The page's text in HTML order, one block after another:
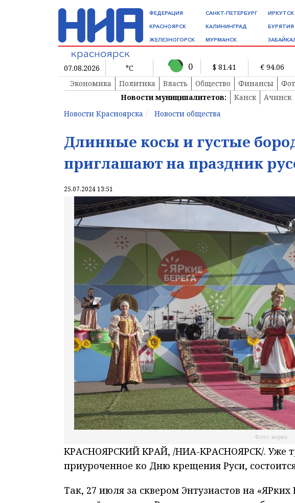
ФЕДЕРАЦИЯ
КРАСНОЯРСК
ЖЕЛЕЗНОГОРСК
САНКТ-ПЕТЕРБУРГ
КАЛИНИНГРАД
МУРМАНСК
ИРКУТСК
БУРЯТИЯ
07.08.2026 °C 0 $ 81.41 € 94.06
Экономика
Политика Власть Общество Финансы
Новости муниципалитетов:
Канск Ачинск
Новости Красноярска
Новости общества
Длинные косы и густые
приглашают на праздник
25.07.2024 13:51
Фото: мэрия
КРАСНОЯРСКИЙ КРАЙ, /НИА-КРАСНОЯРСК/. Уже
приуроченное ко Дню крещения Руси,
Так, 27 июля за сквером Энтузиастов на